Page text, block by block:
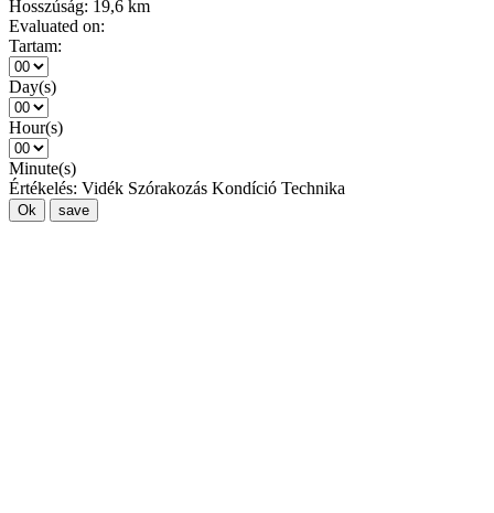
Hosszúság: 19,6 km
Evaluated on:
Tartam:
Day(s)
Hour(s)
Minute(s)
Értékelés: Vidék Szórakozás Kondíció Technika
Ok save